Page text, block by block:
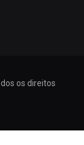
os direitos